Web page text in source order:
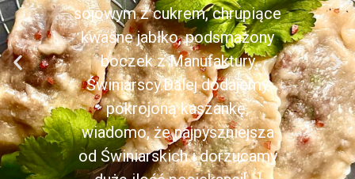
sojowym z cukrem, chrupiące
kwaśne jabłko, podsmażony
boczek z Manufaktury
Świniarscy.Dalej dodajemy
pokrojoną kaszankę,
wiadomo, że najpyszniejsza
od Świniarskich i dorzucamy